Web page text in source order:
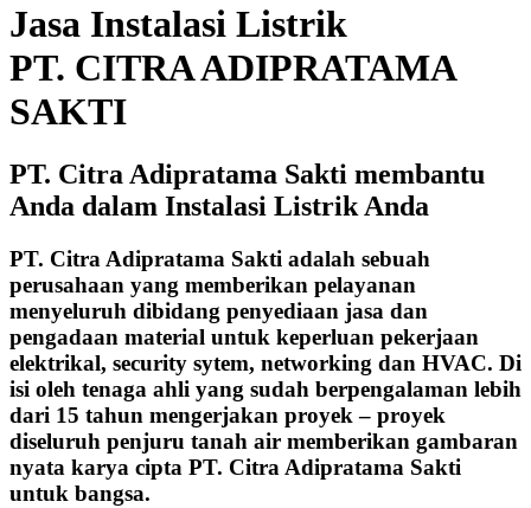
Jasa Instalasi Listrik
PT. CITRA ADIPRATAMA
SAKTI
PT. Citra Adipratama Sakti membantu
Anda dalam Instalasi Listrik Anda
PT. Citra Adipratama Sakti adalah sebuah
perusahaan yang memberikan pelayanan
menyeluruh dibidang penyediaan jasa dan
pengadaan material untuk keperluan pekerjaan
elektrikal, security sytem, networking dan HVAC. Di
isi oleh tenaga ahli yang sudah berpengalaman lebih
dari 15 tahun mengerjakan proyek – proyek
diseluruh penjuru tanah air memberikan gambaran
nyata karya cipta PT. Citra Adipratama Sakti
untuk bangsa.